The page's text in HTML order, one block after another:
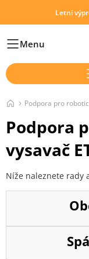
Letní
HlavníMenu
Podpora pro
Podpora
vysavač
Níže naleznete rady